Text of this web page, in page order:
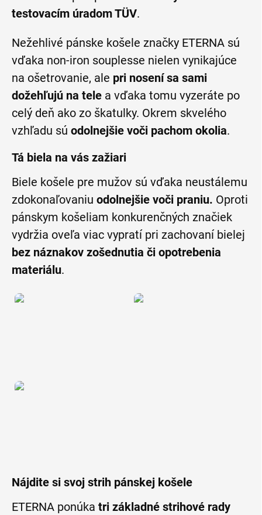
testovacím úradom TÜV.
Nežehlivé pánske košele značky ETERNA sú
vďaka non-iron souplesse nielen vynikajúce
na ošetrovanie, ale pri nosení sa sami
dožehľujú na tele a vďaka tomu vyzeráte po
celý deň ako zo škatulky. Okrem skvelého
vzhľadu sú odolnejšie voči pachom okolia.
Tá biela na vás zažiari
Biele košele pre mužov sú vďaka neustálemu
zdokonaľovaniu odolnejšie voči praniu. Oproti
pánskym košeliam konkurenčných značiek
vydržia oveľa viac vypratí pri zachovaní bielej
bez náznakov zošednutia či opotrebenia
materiálu.
Nájdite si svoj strih pánskej košele
ETERNA ponúka tri základné strihové rady